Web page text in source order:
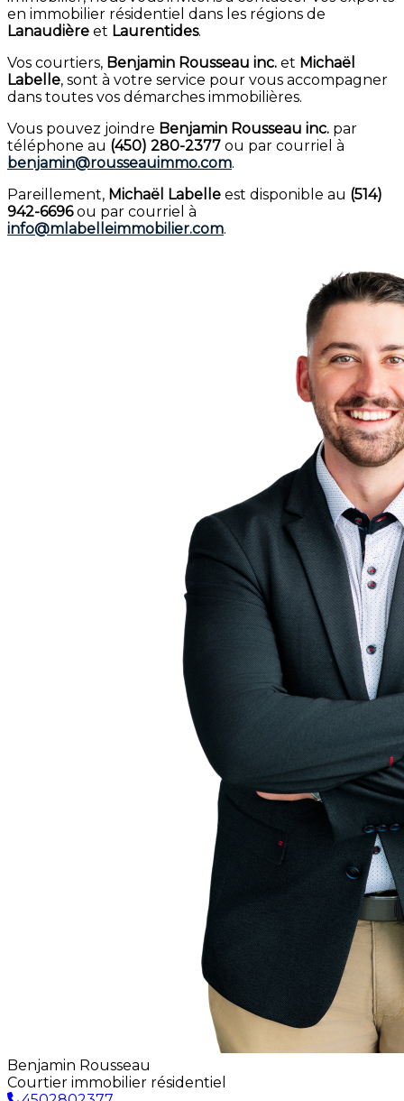
en immobilier résidentiel dans les régions de
Lanaudière et Laurentides.
Vos courtiers, Benjamin Rousseau inc. et Michaël
Labelle, sont à votre service pour vous accompagner
dans toutes vos démarches immobilières.
Vous pouvez joindre Benjamin Rousseau inc. par
téléphone au (450) 280-2377 ou par courriel à
benjamin@rousseauimmo.com.
Pareillement, Michaël Labelle est disponible au (514)
942-6696ou par courriel à
info@mlabelleimmobilier.com.
Benjamin Rousseau
Courtier immobilier résidentiel